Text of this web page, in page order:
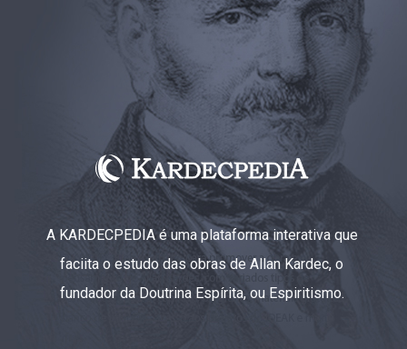
A KARDECPEDIA é uma plataforma interativa que
faciita o estudo das obras de Allan Kardec, o
fundador da Doutrina Espírita, ou Espiritismo.